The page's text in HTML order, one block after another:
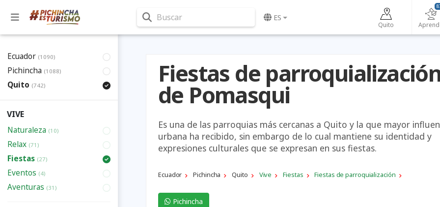
Buscar ES
Quito
Ecuador (1090)
Pichincha (1088)
Quito (742)
VIVE
Naturaleza (10)
Relax (71)
Fiestas (27)
Eventos (4)
Aventuras (31)
Fiestas de
de Pomasqui
Es una de las parroquias más cercanas a Quito y la que mayor
urbana ha recibido, sin embargo de lo cual mantiene su identidad y
expresiones culturales que se expresan en sus fiestas.
Ecuador Pichincha Quito Vive Fiestas Fiestas de parroquialización
Pichincha